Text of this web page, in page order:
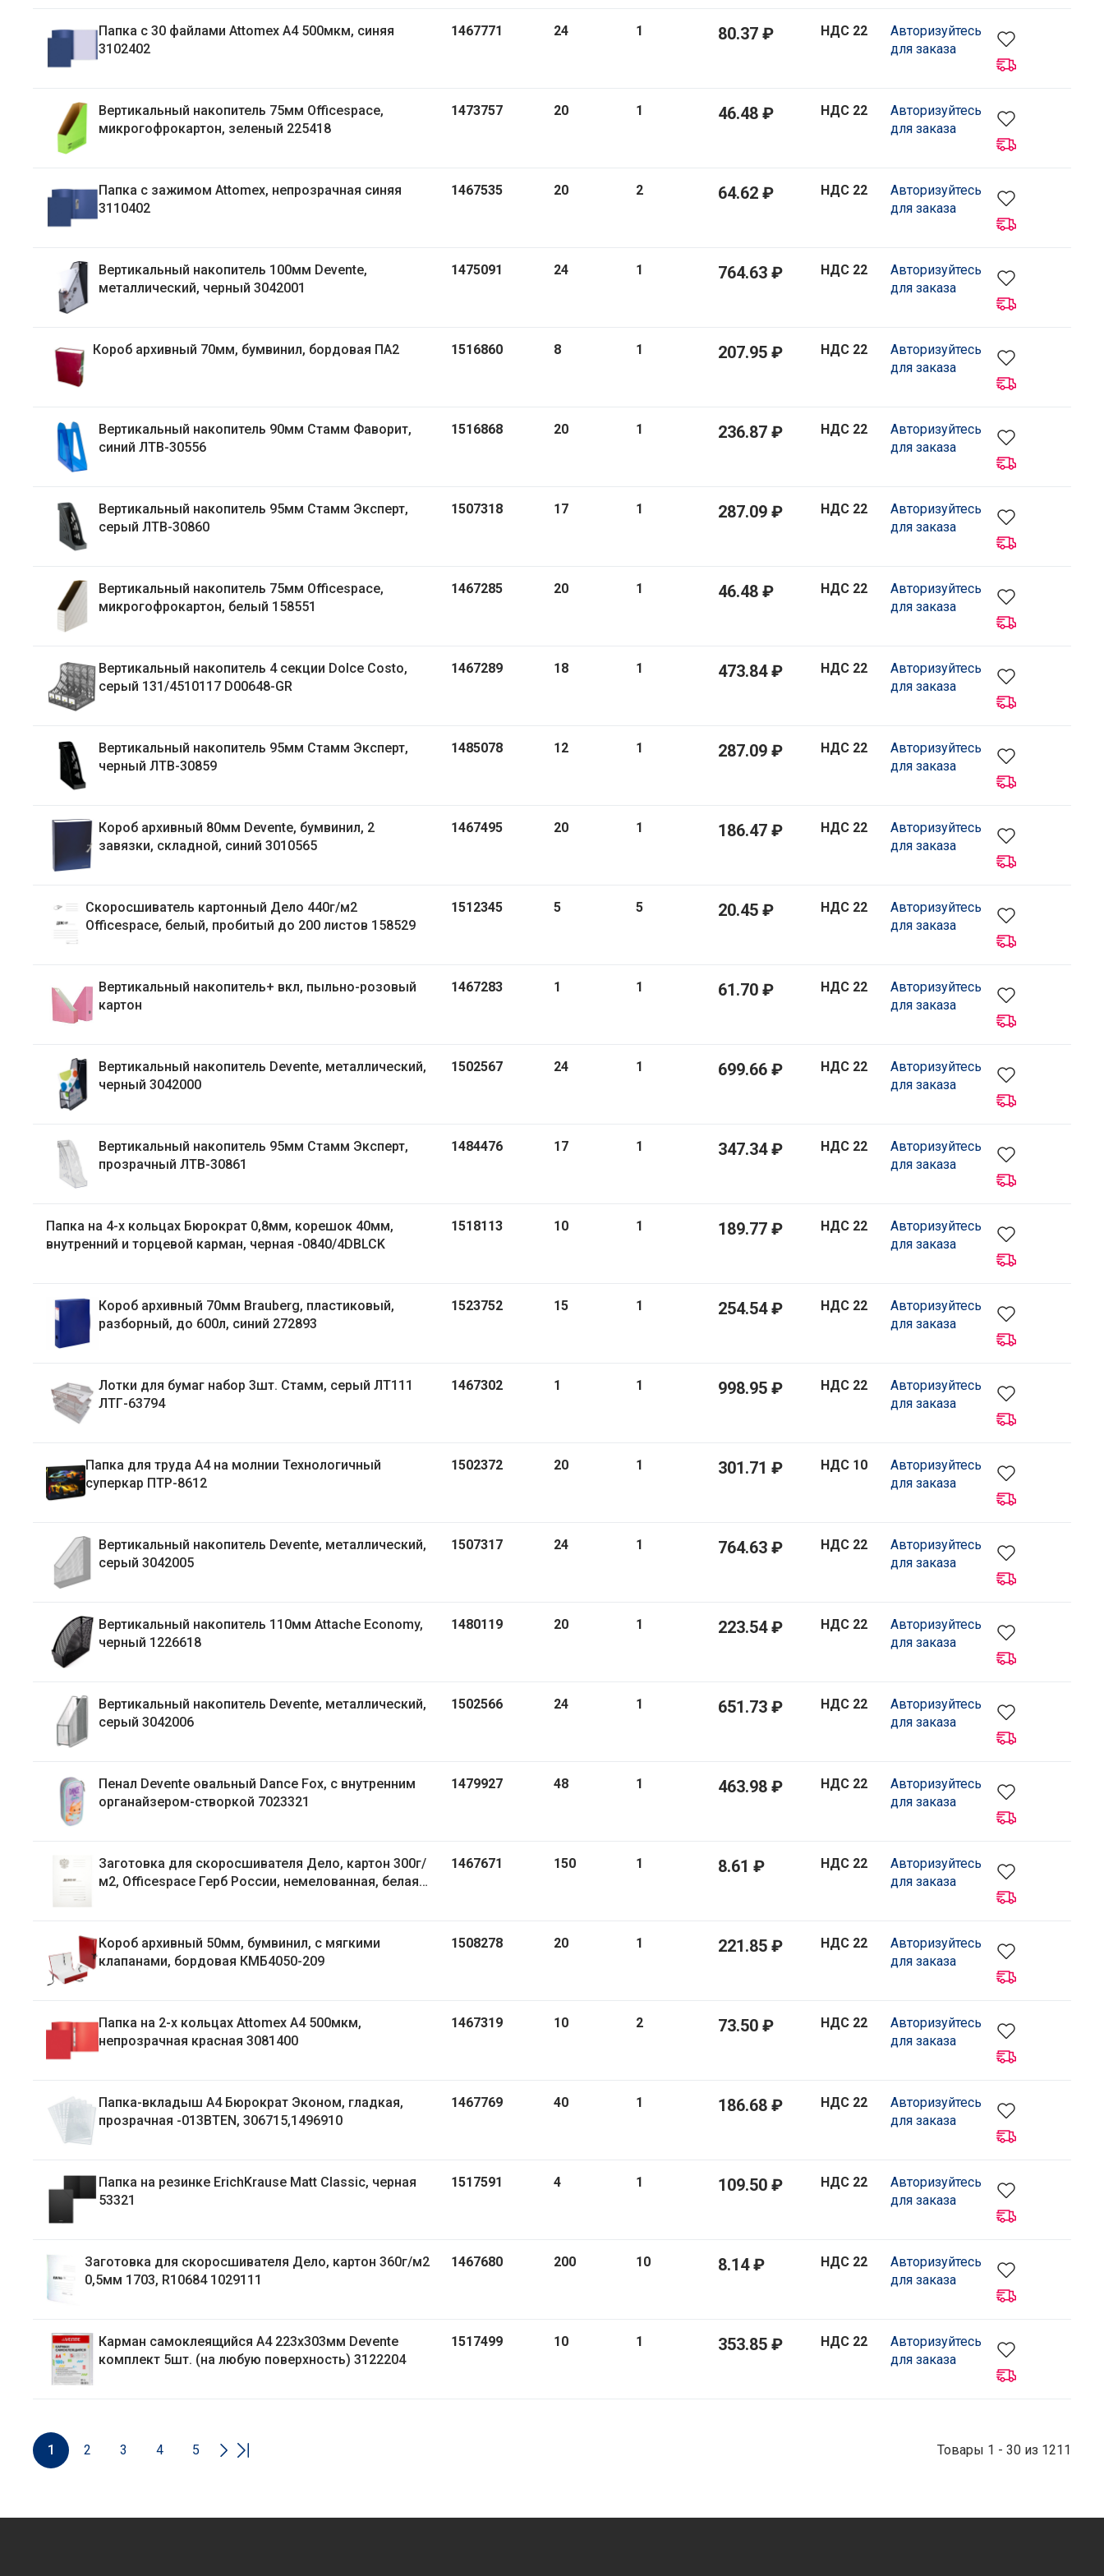
Папка с 30 файлами Attomex А4 500мкм, синяя
3102402
1467771 24 1 80.37 ₽ НДС 22
Авторизуйтесь
для заказа
Вертикальный накопитель 75мм Officespace,
микрогофрокартон, зеленый 225418
1473757 20 1 46.48 ₽ НДС 22
Авторизуйтесь
для заказа
Папка с зажимом Attomex, непрозрачная синяя
3110402
1467535 20 2 64.62 ₽ НДС 22
Авторизуйтесь
для заказа
Вертикальный накопитель 100мм Devente,
металлический, черный 3042001
1475091 24 1 764.63 ₽ НДС 22
Авторизуйтесь
для заказа
Короб архивный 70мм, бумвинил, бордовая ПА2 1516860 8 1 207.95 ₽ НДС 22
Авторизуйтесь
для заказа
Вертикальный накопитель 90мм Стамм Фаворит,
синий ЛТВ-30556
1516868 20 1 236.87 ₽ НДС 22
Авторизуйтесь
для заказа
Вертикальный накопитель 95мм Стамм Эксперт,
серый ЛТВ-30860
1507318 17 1 287.09 ₽ НДС 22
Авторизуйтесь
для заказа
Вертикальный накопитель 75мм Officespace,
микрогофрокартон, белый 158551
1467285 20 1 46.48 ₽ НДС 22
Авторизуйтесь
для заказа
Вертикальный накопитель 4 секции Dolce Costo,
серый 131/4510117 D00648-GR
1467289 18 1 473.84 ₽ НДС 22
Авторизуйтесь
для заказа
Вертикальный накопитель 95мм Стамм Эксперт,
черный ЛТВ-30859
1485078 12 1 287.09 ₽ НДС 22
Авторизуйтесь
для заказа
Короб архивный 80мм Devente, бумвинил, 2
завязки, складной, синий 3010565
1467495 20 1 186.47 ₽ НДС 22
Авторизуйтесь
для заказа
Скоросшиватель картонный Дело 440г/м2
Officespace, белый, пробитый до 200 листов 158529
1512345 5 5 20.45 ₽ НДС 22
Авторизуйтесь
для заказа
Вертикальный накопитель+ вкл, пыльно-розовый
картон
1467283 1 1 61.70 ₽ НДС 22
Авторизуйтесь
для заказа
Вертикальный накопитель Devente, металлический,
черный 3042000
1502567 24 1 699.66 ₽ НДС 22
Авторизуйтесь
для заказа
Вертикальный накопитель 95мм Стамм Эксперт,
прозрачный ЛТВ-30861
1484476 17 1 347.34 ₽ НДС 22
Авторизуйтесь
для заказа
Папка на 4-х кольцах Бюрократ 0,8мм, корешок 40мм,
внутренний и торцевой карман, черная -0840/4DBLCK
1518113 10 1 189.77 ₽ НДС 22
Авторизуйтесь
для заказа
Короб архивный 70мм Brauberg, пластиковый,
разборный, до 600л, синий 272893
1523752 15 1 254.54 ₽ НДС 22
Авторизуйтесь
для заказа
Лотки для бумаг набор 3шт. Стамм, серый ЛТ111
ЛТГ-63794
1467302 1 1 998.95 ₽ НДС 22
Авторизуйтесь
для заказа
Папка для труда А4 на молнии Технологичный
суперкар ПТР-8612
1502372 20 1 301.71 ₽ НДС 10
Авторизуйтесь
для заказа
Вертикальный накопитель Devente, металлический,
серый 3042005
1507317 24 1 764.63 ₽ НДС 22
Авторизуйтесь
для заказа
Вертикальный накопитель 110мм Attache Economy,
черный 1226618
1480119 20 1 223.54 ₽ НДС 22
Авторизуйтесь
для заказа
Вертикальный накопитель Devente, металлический,
серый 3042006
1502566 24 1 651.73 ₽ НДС 22
Авторизуйтесь
для заказа
Пенал Devente овальный Dance Fox, с внутренним
органайзером-створкой 7023321
1479927 48 1 463.98 ₽ НДС 22
Авторизуйтесь
для заказа
Заготовка для скоросшивателя Дело, картон 300г/
м2, Officespace Герб России, немелованная, белая,
1467671 150 1 8.61 ₽ НДС 22
Авторизуйтесь
для заказа
Короб архивный 50мм, бумвинил, с мягкими
клапанами, бордовая КМБ4050-209
1508278 20 1 221.85 ₽ НДС 22
Авторизуйтесь
для заказа
Папка на 2-х кольцах Attomex А4 500мкм,
непрозрачная красная 3081400
1467319 10 2 73.50 ₽ НДС 22
Авторизуйтесь
для заказа
Папка-вкладыш А4 Бюрократ Эконом, гладкая,
прозрачная -013BTEN, 306715,1496910
1467769 40 1 186.68 ₽ НДС 22
Авторизуйтесь
для заказа
Папка на резинке ErichKrause Matt Classic, черная
53321
1517591 4 1 109.50 ₽ НДС 22
Авторизуйтесь
для заказа
Заготовка для скоросшивателя Дело, картон 360г/м2
0,5мм 1703, R10684 1029111
1467680 200 10 8.14 ₽ НДС 22
Авторизуйтесь
для заказа
Карман самоклеящийся А4 223х303мм Devente
комплект 5шт. (на любую поверхность) 3122204
1517499 10 1 353.85 ₽ НДС 22
Авторизуйтесь
для заказа
Товары 1 - 30 из 1211
1 2 3 4 5